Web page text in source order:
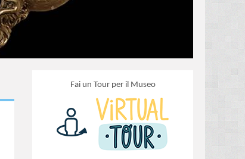
Fai un Tour per il Museo